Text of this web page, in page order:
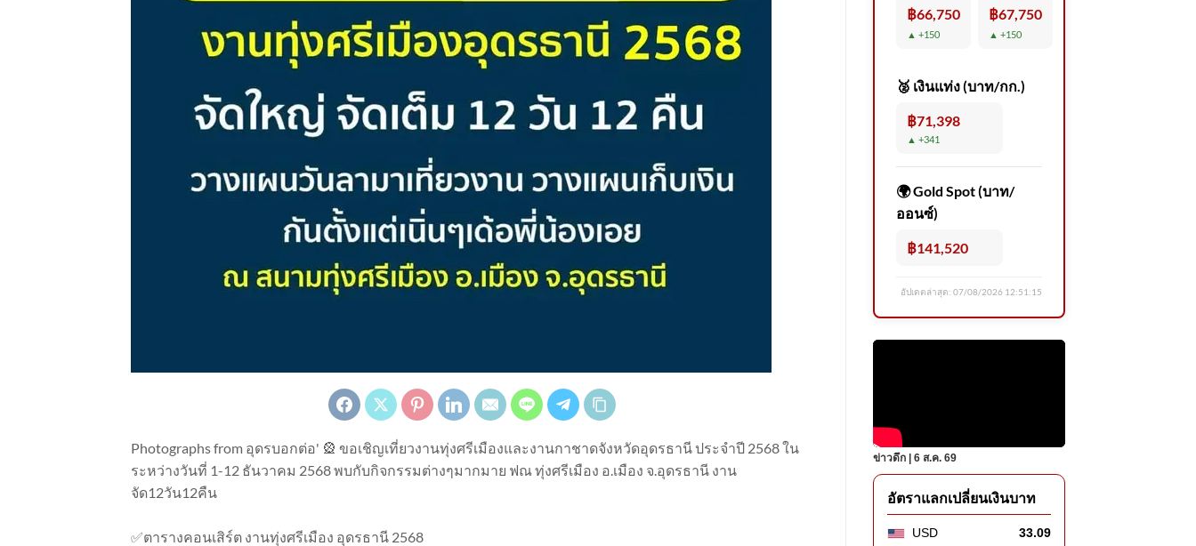
Photographs from อุดรบอกต่อ' 🎡 ขอเชิญเที่ยวงานทุ่งศรีเมืองและงานกาชาดจังหวัดอุดรธานี ประจำปี 2568 ใน
ระหว่างวันที่ 1-12 ธันวาคม 2568 พบกับกิจกรรมต่างๆมากมาย ฟณ ทุ่งศรีเมือง อ.เมือง จ.อุดรธานี งาน
จัด12วัน12คืน
✅ตารางคอนเสิร์ต งานทุ่งศรีเมือง อุดรธานี 2568
฿66,750
▲ +150
฿67,750
▲ +150
🥈 เงินแท่ง (บาท/กก.)
฿71,398
▲ +341
🌍 Gold Spot (บาท/
ออนซ์)
฿141,520
อัปเดตล่าสุด: 07/08/2026 12:51:15
ข่าวดึก | 6 ส.ค. 69
อัตราแลกเปลี่ยนเงินบาท
USD
33.09